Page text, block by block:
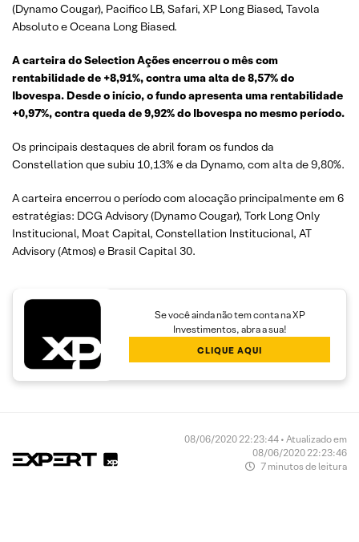
(Dynamo Cougar), Pacifico LB, Safari, XP Long Biased, Tavola
Absoluto e Oceana Long Biased.
A carteira do Selection Ações encerrou o mês com
rentabilidade de +8,91%, contra uma alta de 8,57% do
Ibovespa. Desde o início, o fundo apresenta uma rentabilidade
+0,97%, contra queda de 9,92% do Ibovespa no mesmo período.
Os principais destaques de abril foram os fundos da
Constellation que subiu 10,13% e da Dynamo, com alta de 9,80%.
A carteira encerrou o período com alocação principalmente em 6
estratégias: DCG Advisory (Dynamo Cougar), Tork Long Only
Institucional, Moat Capital, Constellation Institucional, AT
Advisory (Atmos) e Brasil Capital 30.
Se você ainda não tem conta na XP
Investimentos, abra a sua!
CLIQUE AQUI
08/06/2020 22:23:44 • Atualizado em
08/06/2020 22:23:46
7 minutos de leitura